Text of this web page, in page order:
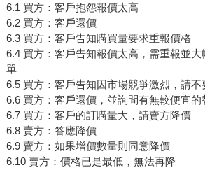
6.1 買方：客戶抱怨報價太高
6.2 買方：客戶還價
6.3 買方：客戶告知購買量要求重報價格
6.4 買方：客戶告知報價太高，需重報並
單
6.5 買方：客戶告知因市場競爭激烈，請不
6.6 買方：客戶還價，並詢問有無較便宜的
6.7 買方：客戶的訂購量大，請賣方降價
6.8 賣方：答應降價
6.9 賣方：如果增價數量則同意降價
6.10 賣方：價格已是最低，無法再降